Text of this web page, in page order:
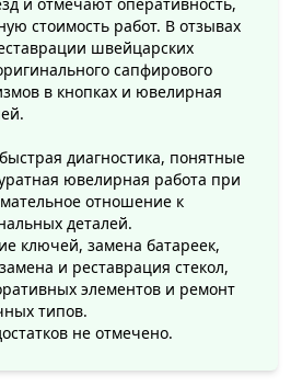
и отмечают оперативность,
стоимость работ. В отзывах
швейцарских
сапфирового
в кнопках и ювелирная
диагностика, понятные
ювелирная работа при
отношение к
деталей.
ключей, замена батареек,
и реставрация стекол,
элементов и ремонт
типов.
не отмечено.